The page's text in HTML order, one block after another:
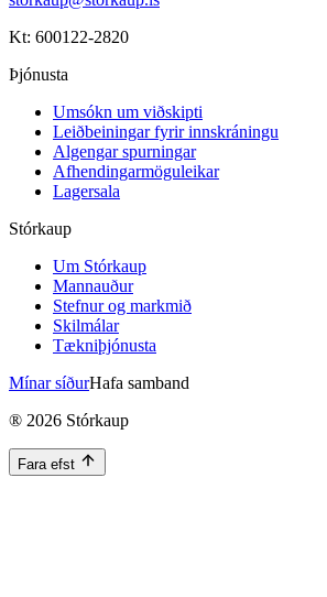
Kt: 600122-2820
Þjónusta
Umsókn um viðskipti
Leiðbeiningar fyrir innskráningu
Algengar spurningar
Afhendingarmöguleikar
Lagersala
Stórkaup
Um Stórkaup
Mannauður
Stefnur og markmið
Skilmálar
Tækniþjónusta
Mínar síðurHafa samband
® 2026 Stórkaup
Fara efst